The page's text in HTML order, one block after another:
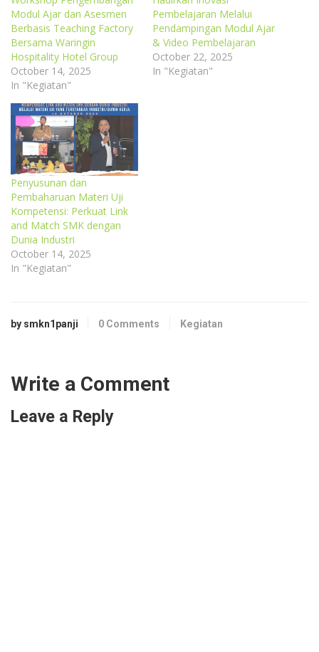
Modul Ajar dan Asesmen
Berbasis Teaching Factory
Bersama Waringin
Hospitality Hotel Group
October 14, 2025
In "Kegiatan"
Pembelajaran Melalui
Pendampingan Modul Ajar
& Video Pembelajaran
October 22, 2025
In "Kegiatan"
Penyusunan dan
Pembaharuan Materi Uji
Kompetensi: Perkuat Link
and Match SMK dengan
Dunia Industri
October 14, 2025
In "Kegiatan"
by smkn1panji 0 Comments Kegiatan
Write a Comment
Leave a Reply